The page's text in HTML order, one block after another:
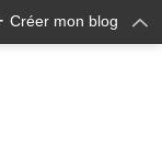
Créer mon blog